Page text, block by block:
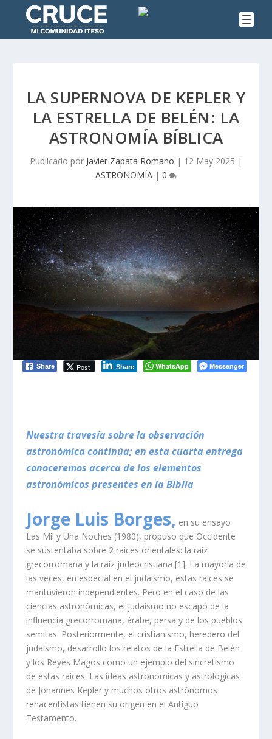
LA SUPERNOVA DE KEPLER Y
LA ESTRELLA DE BELÉN: LA
ASTRONOMÍA BÍBLICA
Publicado por Javier Zapata Romano | 12 May 2025 |
ASTRONOMÍA | 0
Share Post Share WhatsApp Messenger
Nuestra travesía sobre la observación
astronómica continúa; en esta cuarta entrega
conoceremos acerca de los elementos
astronómicos presentes en la Biblia
Jorge Luis Borges, en su ensayo
Las Mil y Una Noches (1980), propuso que Occidente
se sustentaba sobre 2 raíces orientales: la raíz
grecorromana y la raíz judeocristiana [1]. La mayoría de
las veces, en especial en el judaísmo, estas raíces se
mantuvieron independientes. Pero en el caso de las
ciencias astronómicas, el judaísmo no escapó de la
influencia grecorromana, árabe, persa y de los pueblos
semitas. Posteriormente, el cristianismo, heredero del
judaísmo, desarrolló los relatos de la Estrella de Belén
y los Reyes Magos como un ejemplo del sincretismo
de estas raíces. Las ideas astronómicas y astrológicas
de Johannes Kepler y muchos otros astrónomos
renacentistas tienen su origen en el Antiguo
Testamento.